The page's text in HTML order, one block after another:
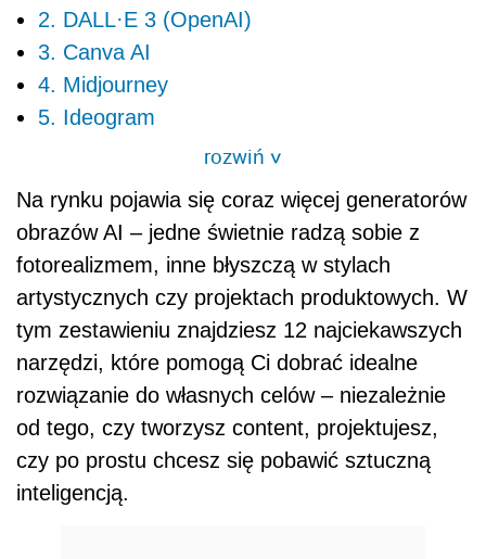
2. DALL·E 3 (OpenAI)
3. Canva AI
4. Midjourney
5. Ideogram
rozwiń>
Na rynku pojawia się coraz więcej generatorów
obrazów AI – jedne świetnie radzą sobie z
fotorealizmem, inne błyszczą w stylach
artystycznych czy projektach produktowych. W
tym zestawieniu znajdziesz 12 najciekawszych
narzędzi, które pomogą Ci dobrać idealne
rozwiązanie do własnych celów – niezależnie
od tego, czy tworzysz content, projektujesz,
czy po prostu chcesz się pobawić sztuczną
inteligencją.